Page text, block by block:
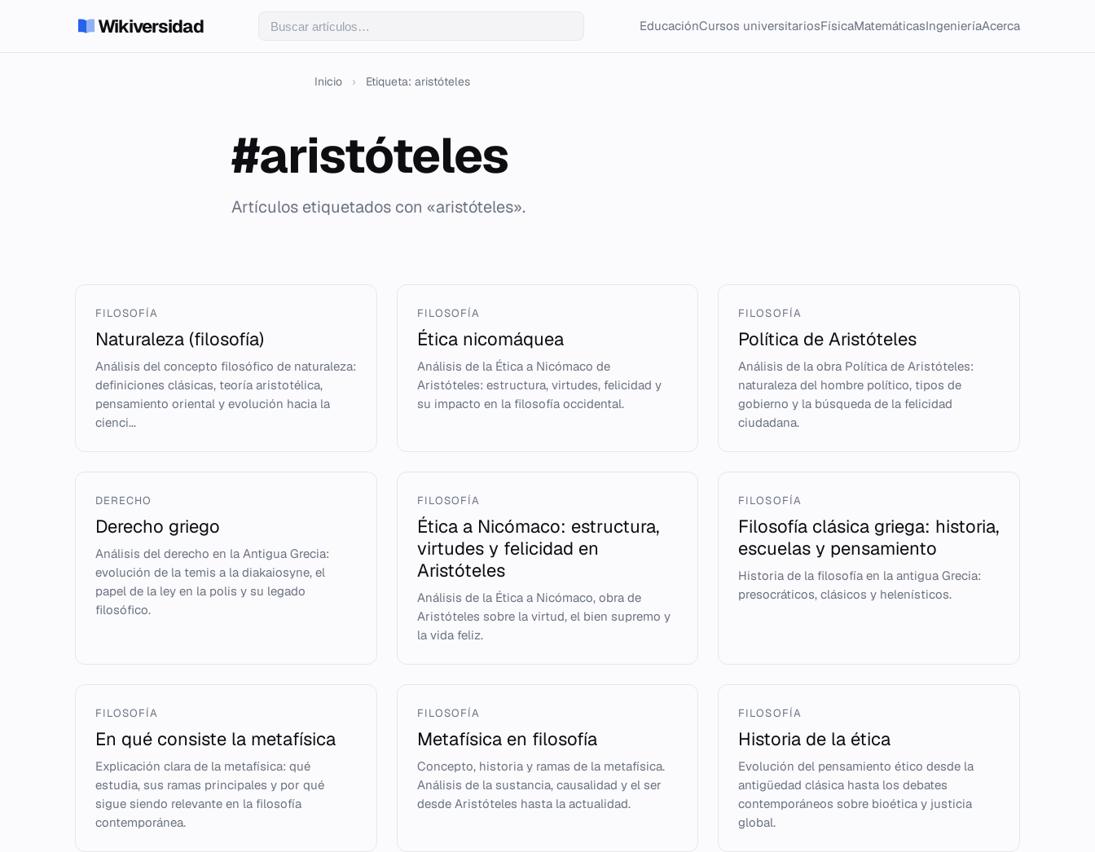
Wikiversidad EducaciónCursos universitariosFísicaMatemáticasIngenieríaAcerca
Inicio › Etiqueta: aristóteles
#aristóteles
Artículos etiquetados con «aristóteles».
FILOSOFÍA
Naturaleza (filosofía)
Análisis del concepto filosófico de naturaleza:
definiciones clásicas, teoría aristotélica,
pensamiento oriental y evolución hacia la
cienci...
FILOSOFÍA
Ética nicomáquea
Análisis de la Ética a Nicómaco de
Aristóteles: estructura, virtudes, felicidad y
su impacto en la filosofía occidental.
FILOSOFÍA
Política de Aristóteles
Análisis de la obra Política de Aristóteles:
naturaleza del hombre político, tipos de
gobierno y la búsqueda de la felicidad
ciudadana.
DERECHO
Derecho griego
Análisis del derecho en la Antigua Grecia:
evolución de la temis a la diakaiosyne, el
papel de la ley en la polis y su legado
filosófico.
FILOSOFÍA
Ética a Nicómaco: estructura,
virtudes y felicidad en
Aristóteles
Análisis de la Ética a Nicómaco, obra de
Aristóteles sobre la virtud, el bien supremo y
la vida feliz.
FILOSOFÍA
Filosofía clásica griega: historia,
escuelas y pensamiento
Historia de la filosofía en la antigua Grecia:
presocráticos, clásicos y helenísticos.
FILOSOFÍA
En qué consiste la metafísica
Explicación clara de la metafísica: qué
estudia, sus ramas principales y por qué
sigue siendo relevante en la filosofía
contemporánea.
FILOSOFÍA
Metafísica en filosofía
Concepto, historia y ramas de la metafísica.
Análisis de la sustancia, causalidad y el ser
desde Aristóteles hasta la actualidad.
FILOSOFÍA
Historia de la ética
Evolución del pensamiento ético desde la
antigüedad clásica hasta los debates
contemporáneos sobre bioética y justicia
global.